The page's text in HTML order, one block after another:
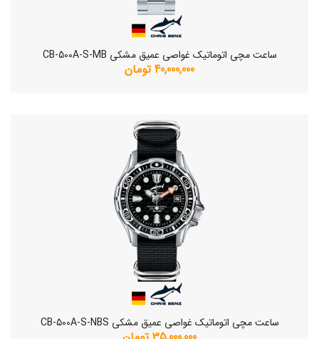
ساعت مچی اتوماتیک غواصی عمیق مشکی CB-500A-S-MB
40,000,000 تومان
ساعت مچی اتوماتیک غواصی عمیق مشکی CB-500A-S-NBS